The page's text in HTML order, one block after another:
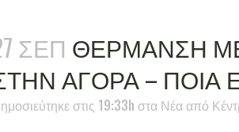
ΣΕΠ ΘΕΡΜΑΝΣΗ
ΑΓΟΡΑ – ΠΟΙΑ
στις 19:33h στα Νέα από